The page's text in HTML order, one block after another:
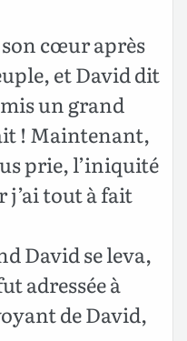
cœur après
et David dit
un grand
! Maintenant,
prie, l’iniquité
j’ai tout à fait
David se leva,
adressée à
de David,